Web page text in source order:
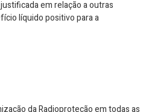
em relação a outras
líquido positivo para a
da Radioproteção em todas as